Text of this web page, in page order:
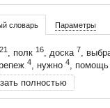
словарь Параметры
21, полк 16, доска 7 ,
4, нужно 4, помощь
полностью